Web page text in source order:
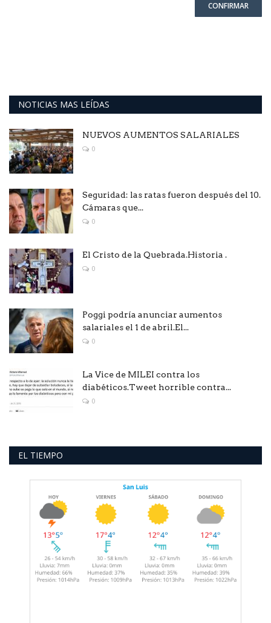
CONFIRMAR
NOTICIAS MAS LEÍDAS
NUEVOS AUMENTOS SALARIALES
0
Seguridad: las ratas fueron después del 10.
Cámaras que...
0
El Cristo de la Quebrada.Historia .
0
Poggi podría anunciar aumentos
salariales el 1 de abril.El...
0
La Vice de MILEI contra los
diabéticos.Tweet horrible contra...
0
EL TIEMPO